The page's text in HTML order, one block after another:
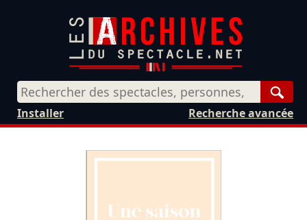
Recherche avancée
Installer